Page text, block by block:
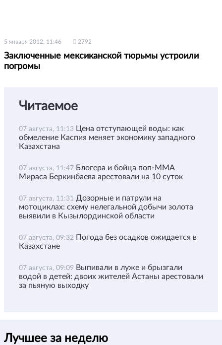
5 января 2012, 11:46 2792
Заключенные мексиканской тюрьмы устроили
погромы
Читаемое
07 августа, 11:13 Цена отступающей воды: как
обмеление Каспия меняет экономику западного
Казахстана
07 августа, 11:47 Блогера и бойца поп-ММА
Мираса Беркинбаева арестовали на 10 суток
07 августа, 11:31 Дозорные и патрули на
мотоциклах: схему нелегальной добычи золота
выявили в Кызылординской области
07 августа, 09:32 Погода без осадков ожидается в
Казахстане
07 августа, 09:09 Выпивали в луже и брызгали
водой в детей: двоих жителей Астаны арестовали
за пьяную выходку
Лучшее за неделю